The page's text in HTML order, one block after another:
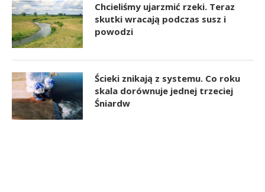
Chcieliśmy ujarzmić rzeki. Teraz
skutki wracają podczas susz i
powodzi
Ścieki znikają z systemu. Co roku
skala dorównuje jednej trzeciej
Śniardw